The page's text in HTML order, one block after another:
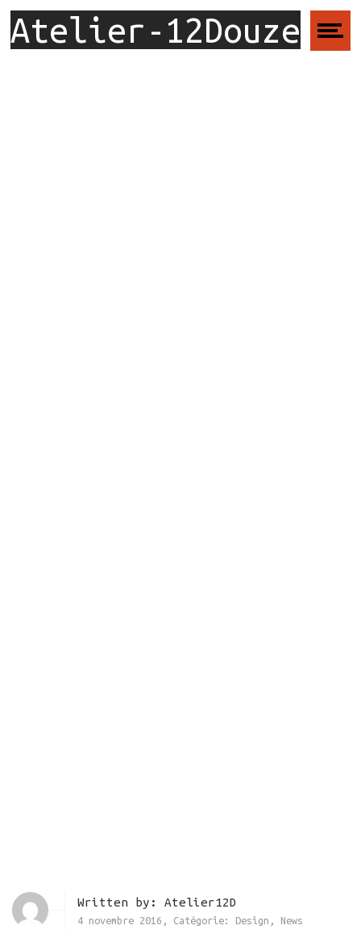
Atelier-12Douze
Written by: Atelier12D
4 novembre 2016 Catégorie: Design News